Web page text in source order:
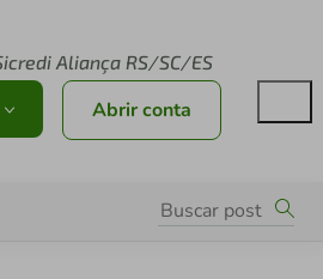
Aliança RS/SC/ES
Abrir conta